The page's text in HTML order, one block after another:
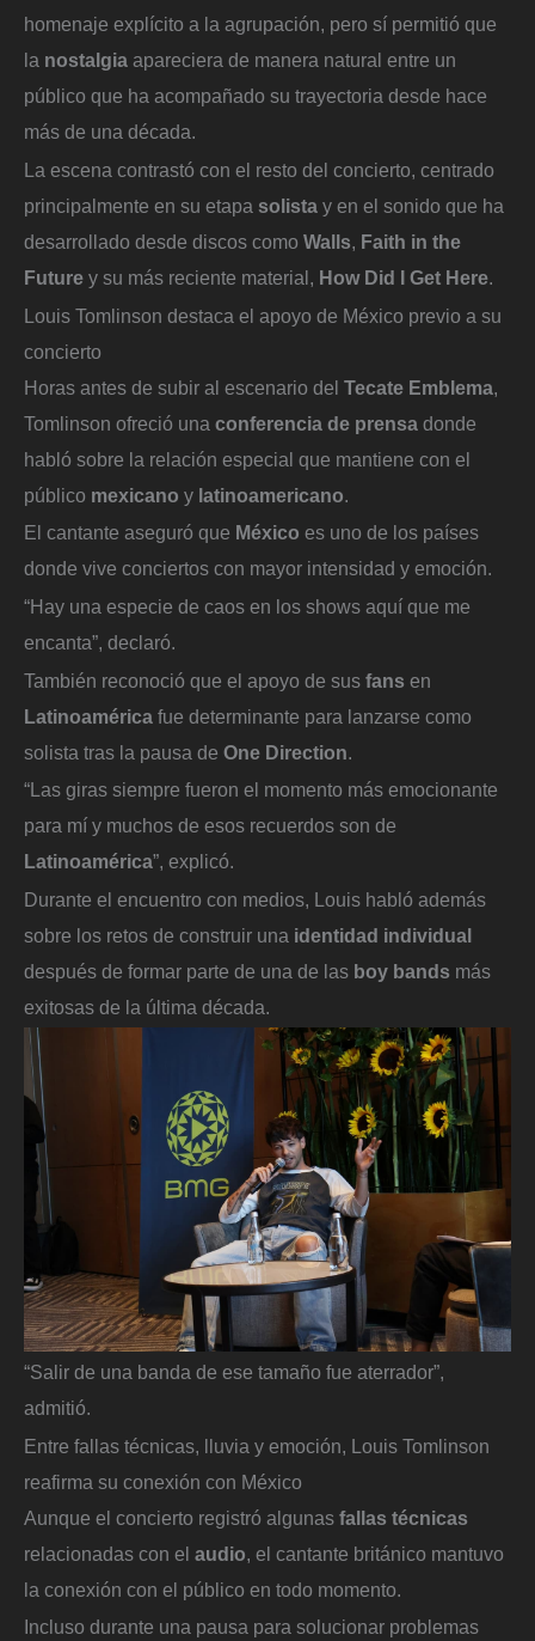
homenaje explícito a la agrupación, pero sí permitió que
la nostalgia apareciera de manera natural entre un
público que ha acompañado su trayectoria desde hace
más de una década.
La escena contrastó con el resto del concierto, centrado
principalmente en su etapa solista y en el sonido que ha
desarrollado desde discos como Walls, Faith in the
Future y su más reciente material, How Did I Get Here.
Louis Tomlinson destaca el apoyo de México previo a su
concierto
Horas antes de subir al escenario del Tecate Emblema,
Tomlinson ofreció una conferencia de prensa donde
habló sobre la relación especial que mantiene con el
público mexicano y latinoamericano.
El cantante aseguró que México es uno de los países
donde vive conciertos con mayor intensidad y emoción.
“Hay una especie de caos en los shows aquí que me
encanta”, declaró.
También reconoció que el apoyo de sus fans en
Latinoamérica fue determinante para lanzarse como
solista tras la pausa de One Direction
“Las giras siempre fueron el momento más emocionante
para mí y muchos de esos recuerdos son de
Latinoamérica”, explicó.
Durante el encuentro con medios, Louis habló además
sobre los retos de construir una identidad individual
después de formar parte de una de las boy bands más
exitosas de la última década.
“Salir de una banda de ese tamaño fue aterrador”,
admitió.
Entre fallas técnicas, lluvia y emoción, Louis Tomlinson
reafirma su conexión con México
Aunque el concierto registró algunas fallas técnicas
relacionadas con el audio, el cantante británico mantuvo
la conexión con el público en todo momento.
Incluso durante una pausa para solucionar problemas